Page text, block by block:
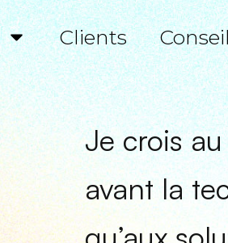
Clients
Je crois
avant la